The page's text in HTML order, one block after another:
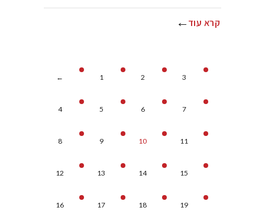
קרא עוד
← 1 2 3
4 5 6 7
8 9 10 11
12 13 14 15
16 17 18 19